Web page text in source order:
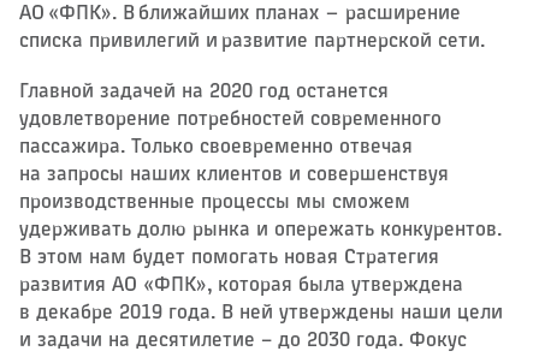
АО «ФПК». В ближайших планах — расширение
списка привилегий и развитие партнерской сети.
Главной задачей на 2020 год останется
удовлетворение потребностей современного
пассажира. Только своевременно отвечая
на запросы наших клиентов и совершенствуя
производственные процессы мы сможем
удерживать долю рынка и опережать конкурентов.
В этом нам будет помогать новая Стратегия
развития АО «ФПК», которая была утверждена
в декабре 2019 года. В ней утверждены наши цели
и задачи на десятилетие – ​до 2030 года. Фокус